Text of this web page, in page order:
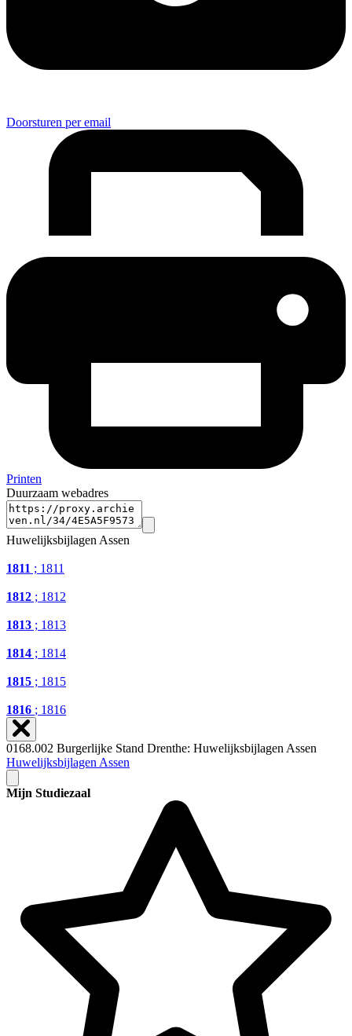
Doorsturen per email
Printen
Duurzaam webadres
Huwelijksbijlagen Assen
1811 ; 1811
1812 ; 1812
1813 ; 1813
1814 ; 1814
1815 ; 1815
1816 ; 1816
0168.002 Burgerlijke Stand Drenthe: Huwelijksbijlagen Assen
Huwelijksbijlagen Assen
Mijn Studiezaal